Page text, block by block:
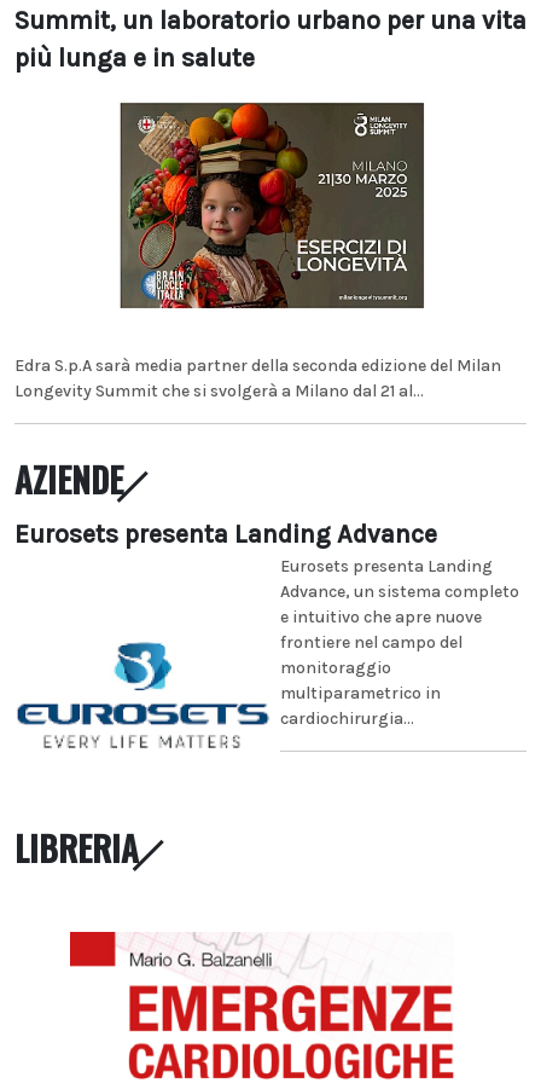
Summit, un laboratorio urbano per una vita
più lunga e in salute
Edra S.p.A sarà media partner della seconda edizione del Milan
Longevity Summit che si svolgerà a Milano dal 21 al...
AZIENDE
Eurosets presenta Landing Advance
Eurosets presenta Landing
Advance, un sistema completo
e intuitivo che apre nuove
frontiere nel campo del
monitoraggio
multiparametrico in
cardiochirurgia...
LIBRERIA